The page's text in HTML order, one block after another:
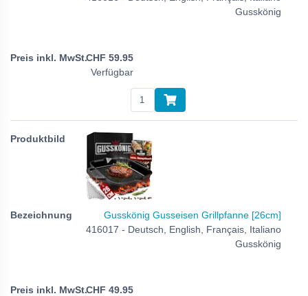
Gusskönig
CHF 59.95
Verfügbar
Gusskönig Gusseisen Grillpfanne [26cm]
416017 - Deutsch, English, Français, Italiano
Gusskönig
CHF 49.95